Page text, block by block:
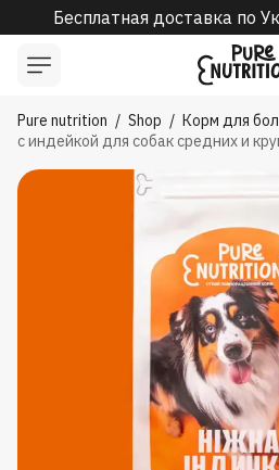
-10% для новых
Pure nutrition / Shop / Корм для
с индейкой для собак средних и